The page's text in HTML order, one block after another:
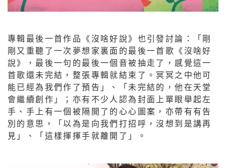
專輯最後一首作品《沒啥好說》也引發討論：「剛
剛又重聽了一次夢想家裏面的最後一首歌《沒啥好
說》，最後一句的最後一個音被抽走了，感覺這一
首歌還未完結，整張專輯就結束了。冥冥之中他可
能已經為我們作了預告」、「未完結的，他在天堂
會繼續創作」；亦有不少人認為封面上單眼舉起左
手、手上有一個被隔開了的心心圖案，亦帶有有告
別的意思，「以為是向我們打招呼，沒想到是講再
見」、「這樣揮揮手就離開了」。